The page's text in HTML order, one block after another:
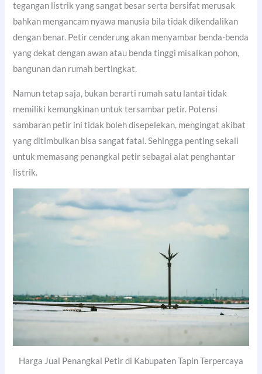
tegangan listrik yang sangat besar serta bersifat merusak
bahkan mengancam nyawa manusia bila tidak dikendalikan
dengan benar. Petir cenderung akan menyambar benda-benda
yang dekat dengan awan atau benda tinggi misalkan pohon,
bangunan dan rumah bertingkat.
Namun tetap saja, bukan berarti rumah satu lantai tidak
memiliki kemungkinan untuk tersambar petir. Potensi
sambaran petir ini tidak boleh disepelekan, mengingat akibat
yang ditimbulkan bisa sangat fatal. Sehingga penting sekali
untuk memasang penangkal petir sebagai alat penghantar
listrik.
Harga Jual Penangkal Petir di Kabupaten Tapin Terpercaya